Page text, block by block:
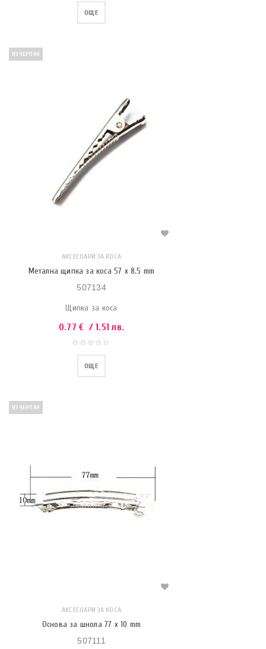
ОЩЕ
ИЗЧЕРПАН
АКСЕСОАРИ ЗА КОСА
Метална щипка за коса 57 x 8.5 mm
507134
Щипка за коса
0.77€ / 1.51 лв.
ОЩЕ
ИЗЧЕРПАН
АКСЕСОАРИ ЗА КОСА
Основа за шнола 77 x 10 mm
507111